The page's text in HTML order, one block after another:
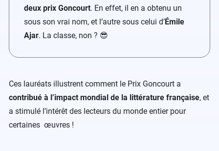
deux prix Goncourt. En effet, il en a obtenu un
sous son vrai nom, et l’autre sous celui d’Émile
Ajar. La classe, non ? 😎
Ces lauréats illustrent comment le Prix Goncourt a
contribué à l’impact mondial de la littérature française, et
a stimulé l’intérêt des lecteurs du monde entier pour
certaines œuvres !